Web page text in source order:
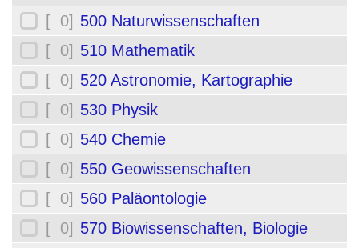
[ 0] 500 Naturwissenschaften
[ 0] 510 Mathematik
[ 0] 520 Astronomie, Kartographie
[ 0] 530 Physik
[ 0] 540 Chemie
[ 0] 550 Geowissenschaften
[ 0] 560 Paläontologie
[ 0] 570 Biowissenschaften, Biologie